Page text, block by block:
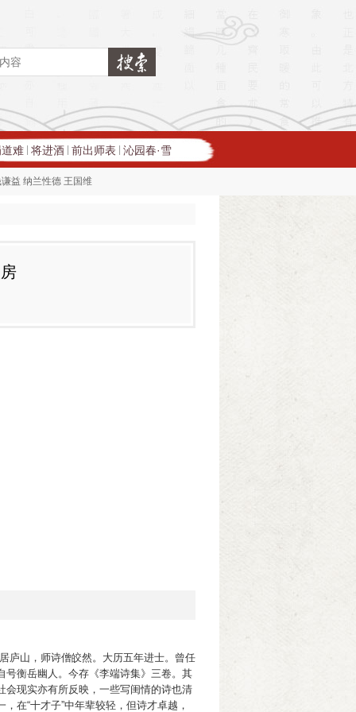
难 将进酒 前出师表 沁园春·雪
益 纳兰性德 王国维
庐山，师诗僧皎然。大历五年进士。曾任
号衡岳幽人。今存《李端诗集》三卷。其
会现实亦有所反映，一些写闺情的诗也清
在“十才子”中年辈较轻，但诗才卓越，